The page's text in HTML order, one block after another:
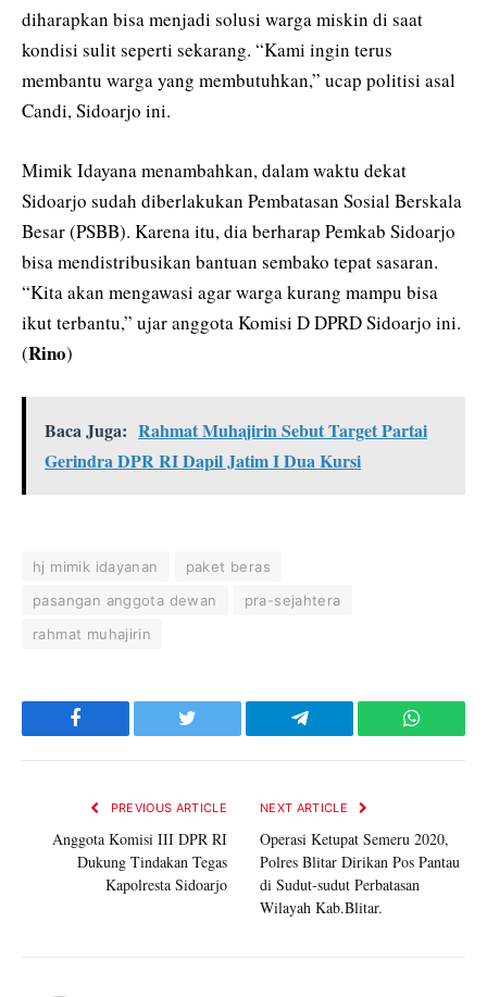
diharapkan bisa menjadi solusi warga miskin di saat
kondisi sulit seperti sekarang. “Kami ingin terus
membantu warga yang membutuhkan,” ucap politisi asal
Candi, Sidoarjo ini.
Mimik Idayana menambahkan, dalam waktu dekat
Sidoarjo sudah diberlakukan Pembatasan Sosial Berskala
Besar (PSBB). Karena itu, dia berharap Pemkab Sidoarjo
bisa mendistribusikan bantuan sembako tepat sasaran.
“Kita akan mengawasi agar warga kurang mampu bisa
ikut terbantu,” ujar anggota Komisi D DPRD Sidoarjo ini.
(Rino)
Baca Juga: Rahmat Muhajirin Sebut Target Partai
Gerindra DPR RI Dapil Jatim I Dua Kursi
hj mimik idayanan
paket beras
pasangan anggota dewan
pra-sejahtera
rahmat muhajirin
Facebook Twitter Telegram
PREVIOUS ARTICLE
Anggota Komisi III DPR RI
Dukung Tindakan Tegas
Kapolresta Sidoarjo
NEXT ARTICLE
Operasi Ketupat Semeru 2020,
Polres Blitar Dirikan Pos Pantau
di Sudut-sudut Perbatasan
Wilayah Kab.Blitar.